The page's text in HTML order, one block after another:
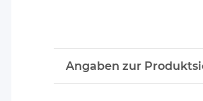
Angaben zur